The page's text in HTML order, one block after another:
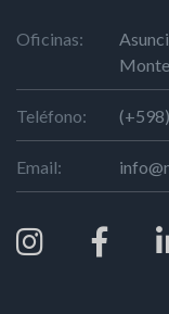
Oficinas:
Teléfono:
Email: